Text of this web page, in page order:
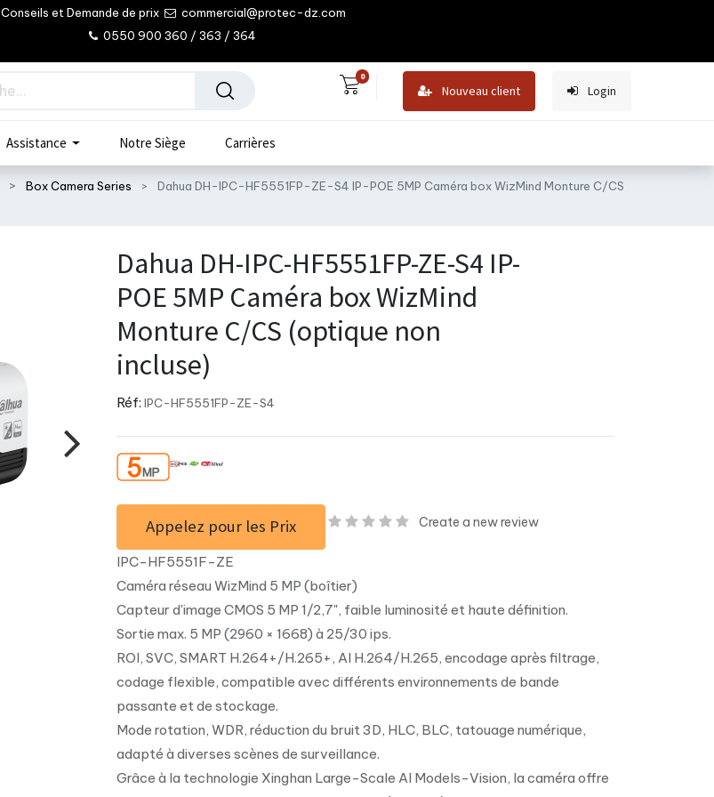
Conseils et Demande de prix
commercial@protec-dz.com
0550 900 360 / 363 / 364
0
Nouveau client Login
Assistance Notre Siège Carrières
Box Camera Series
Dahua DH-IPC-HF5551FP-ZE-S4 IP-POE 5MP Caméra box WizMind Monture C/CS
Dahua DH-IPC-HF5551FP-ZE-S4 IP-
POE 5MP Caméra box WizMind
Monture C/CS (optique non
incluse)
Réf: IPC-HF5551FP-ZE-S4
Appelez pour les Prix Create a new review
IPC-HF5551F-ZE
Caméra réseau WizMind 5 MP (boîtier)
Capteur d'image CMOS 5 MP 1/2,7", faible luminosité et haute définition.
Sortie max. 5 MP (2960 × 1668) à 25/30 ips.
ROI, SVC, SMART H.264+/H.265+, AI H.264/H.265, encodage après filtrage,
codage flexible, compatible avec différents environnements de bande
passante et de stockage.
Mode rotation, WDR, réduction du bruit 3D, HLC, BLC, tatouage numérique,
adapté à diverses scènes de surveillance.
Grâce à la technologie Xinghan Large-Scale AI Models-Vision, la caméra offre